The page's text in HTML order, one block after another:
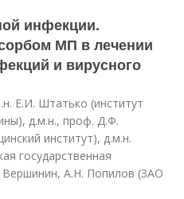
инфекции.
МП в лечении
и вирусного
Е.И. Штатько (институт
д.м.н., проф. Д.Ф.
институт), д.м.н.
государственная
Вершинин, А.Н. Попилов (ЗАО